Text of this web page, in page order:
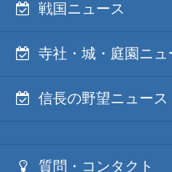
戦国ニュース
寺社・城・庭園ニュ
信長の野望ニュース
質問・コンタクト